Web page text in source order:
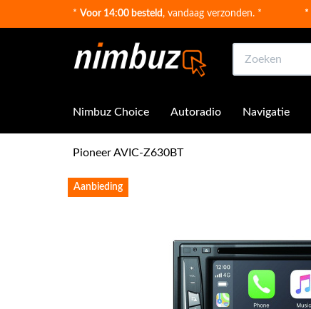
* Voor 14:00 besteld, vandaag verzonden. * *
Nimbuz Choice Autoradio Navigatie
Pioneer AVIC-Z630BT
Aanbieding